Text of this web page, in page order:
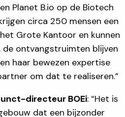
Planet B.io op de Biotech
circa 250 mensen een
Grote Kantoor en kunnen
de ontvangstruimten blijven
haar bewezen expertise
om dat te realiseren.”
directeur BOEi: “Het is
dat een bijzonder